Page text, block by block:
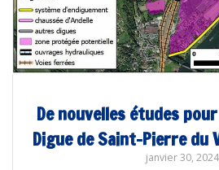
De nouvelles études
Digue de Saint-Pierre du
janvier 30, 2024